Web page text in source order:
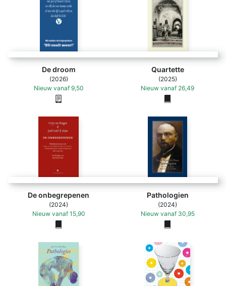
De droom
(2026)
Nieuw vanaf 9,50
Quartette
(2025)
Nieuw vanaf 26,49
De onbegrepenen
(2024)
Nieuw vanaf 15,90
Pathologien
(2024)
Nieuw vanaf 30,95